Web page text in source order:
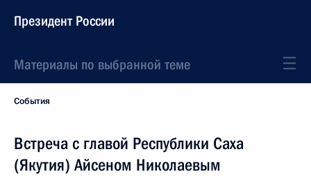
Президент России
Материалы по выбранной теме
События
Встреча с главой Республики Саха
(Якутия) Айсеном Николаевым